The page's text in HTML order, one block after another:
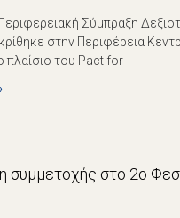
Σύμπραξη
στην Περιφέρεια
πλαίσιο του Pact for
συμμετοχής στο 2ο